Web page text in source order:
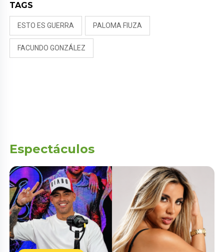
TAGS
ESTO ES GUERRA PALOMA FIUZA
FACUNDO GONZÁLEZ
Espectáculos